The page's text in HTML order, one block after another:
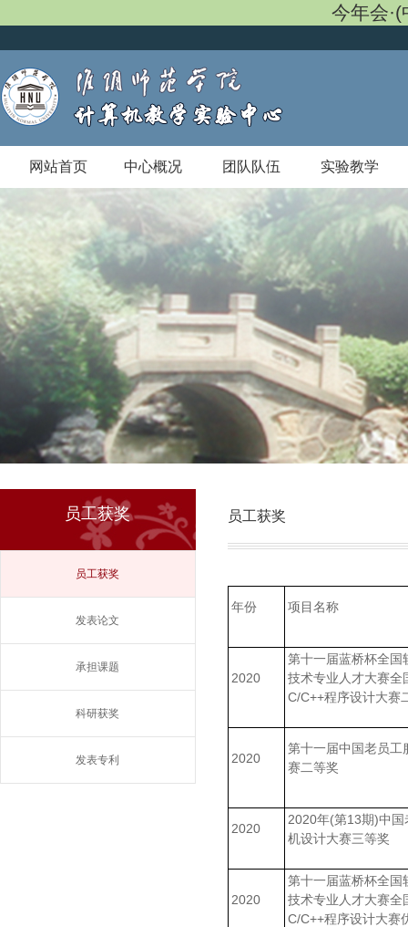
今年会
网站首页 中心概况 团队队伍 实验教学
员工获奖
员工获奖
发表论文
承担课题
科研获奖
发表专利
员工获奖
年份 项目名称
2020
第十一届蓝桥杯全国
技术专业人才大赛全
C/C++程序设计大赛
2020
第十一届中国老员工
赛二等奖
2020
2020年(第13期)中国
机设计大赛三等奖
2020
第十一届蓝桥杯全国
技术专业人才大赛全
C/C++程序设计大赛